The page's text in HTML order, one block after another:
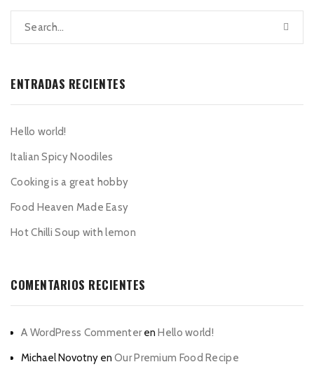
ENTRADAS RECIENTES
Hello world!
Italian Spicy Noodiles
Cooking is a great hobby
Food Heaven Made Easy
Hot Chilli Soup with lemon
COMENTARIOS RECIENTES
A WordPress CommenterenHello world!
Michael Novotny en Our Premium Food Recipe